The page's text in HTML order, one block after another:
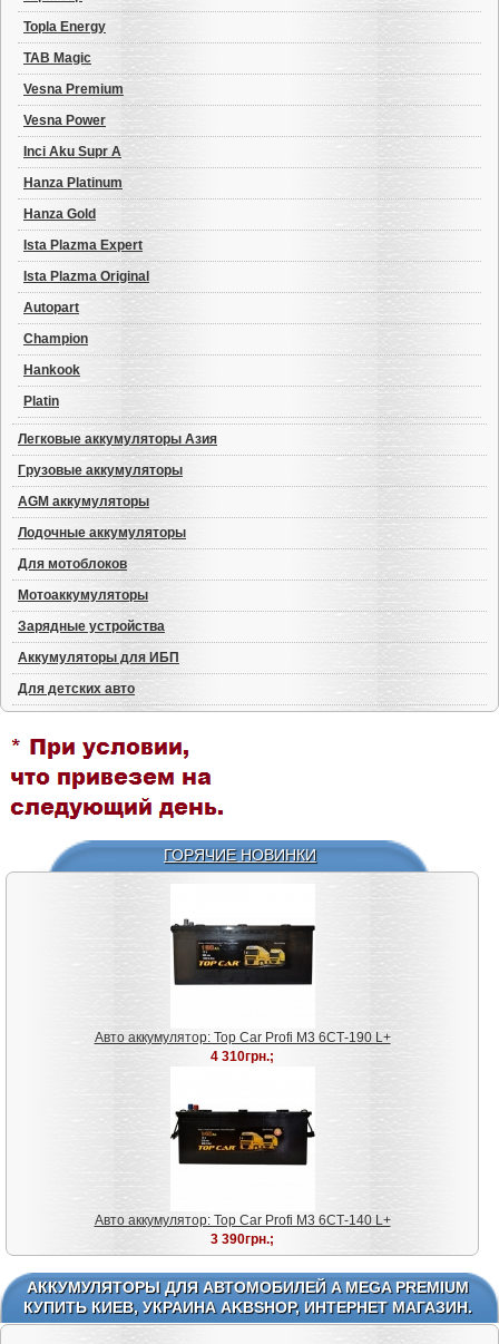
Topla Energy
TAB Magic
Vesna Premium
Vesna Power
Inci Aku Supr A
Hanza Platinum
Hanza Gold
Ista Plazma Expert
Ista Plazma Original
Autopart
Champion
Hankook
Platin
Легковые аккумуляторы Азия
Грузовые аккумуляторы
AGM аккумуляторы
Лодочные аккумуляторы
Для мотоблоков
Мотоаккумуляторы
Зарядные устройства
Аккумуляторы для ИБП
Для детских авто
ГОРЯЧИЕ НОВИНКИ
Авто аккумулятор: Top Car Profi M3 6СТ-190 L+
4 310грн.;
Авто аккумулятор: Top Car Profi M3 6СТ-140 L+
3 390грн.;
АККУМУЛЯТОРЫ ДЛЯ АВТОМОБИЛЕЙ A MEGA PREMIUM
КУПИТЬ КИЕВ, УКРАИНА AKBSHOP, ИНТЕРНЕТ МАГАЗИН.